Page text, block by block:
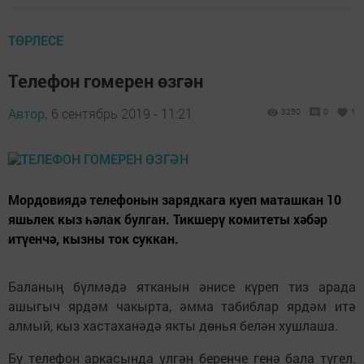
ТӨРЛЕСЕ
Телефон гомерен өзгән
Автор, 6 сентябрь 2019 - 11:21 3250 0 1
Мордовиядә телефонын зарядкага куеп маташкан 10
яшьлек кыз һәлак булган. Тикшерү комитеты хәбәр
итүенчә, кызны ток суккан.
Баланың бүлмәдә ятканын әнисе күреп тиз арада
ашыгыч ярдәм чакырта, әмма табиблар ярдәм итә
алмый, кыз хастаханәдә якты дөнья белән хушлаша.
Бу телефон аркасында үлгән беренче генә бала түгел.